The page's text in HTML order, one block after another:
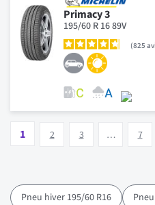
Primacy 3
195/60 R 16 89V
825
Vous lisez actuellement la
1 2 3 … 7
Pneu hiver 195/60 R16